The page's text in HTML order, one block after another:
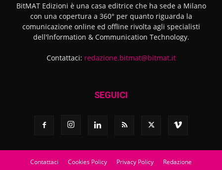
BitMAT Edizioni è una casa editrice che ha sede a Milano
con una copertura a 360° per quanto riguarda la
comunicazione online ed offline rivolta agli specialisti
dell'lnformation & Communication Technology.
Contattaci: redazione.bitmat@bitmat.it
SEGUICI
Contattaci Cookies Policy Privacy Policy Redazione